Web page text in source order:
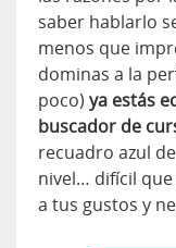
saber hablarlo
menos que
dominas a la
poco) ya estás
buscador de
recuadro azul
nivel… difícil
a tus gustos y